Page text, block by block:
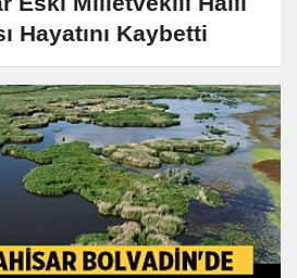
Hayatını Kaybetti